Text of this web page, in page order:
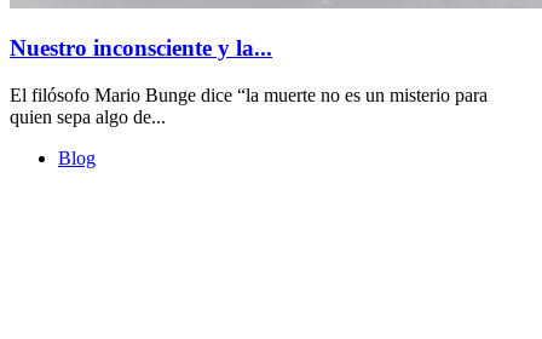
Nuestro inconsciente y la...
El filósofo Mario Bunge dice “la muerte no es un misterio para
quien sepa algo de...
Blog